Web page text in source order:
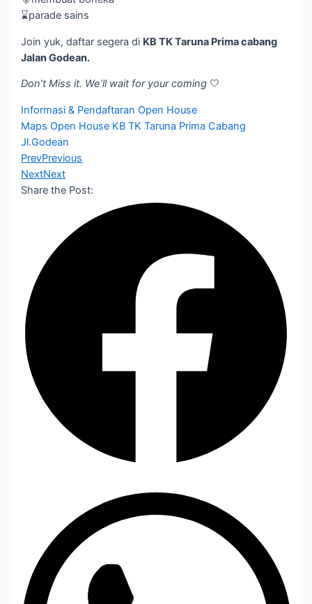
⌛parade sains
Join yuk, daftar segera di KB TK Taruna Prima cabang
Jalan Godean.
Don’t Miss it. We’ll wait for your coming 🤍
Informasi & Pendaftaran Open House
Maps Open House KB TK Taruna Prima Cabang
Jl.Godean
PrevPrevious
NextNext
Share the Post: